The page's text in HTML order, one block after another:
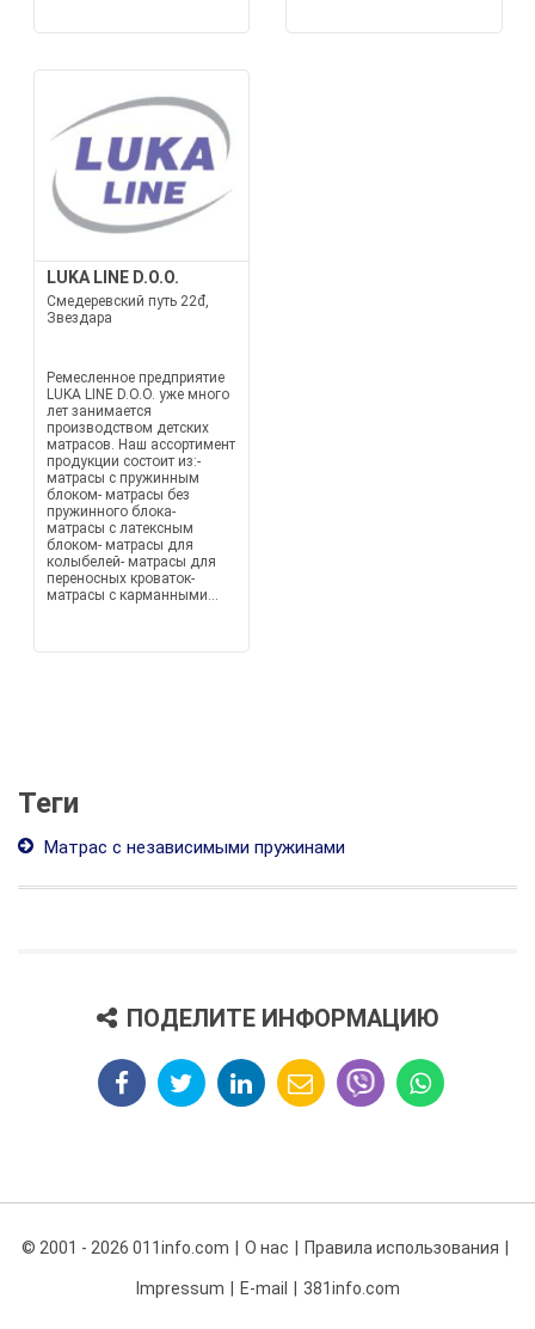
LUKA LINE D.O.O.
Смедеревский путь 22đ,
Звездара
Ремесленное предприятие
LUKA LINE D.O.O. уже много
лет занимается
производством детских
матрасов. Наш ассортимент
продукции состоит из:-
матрасы с пружинным
блоком- матрасы без
пружинного блока-
матрасы с латексным
блоком- матрасы для
колыбелей- матрасы для
переносных кроваток-
матрасы с карманными...
Теги
Матрас с независимыми пружинами
ПОДЕЛИТЕ ИНФОРМАЦИЮ
© 2001 - 2026 011info.com О нас Правила использования
Impressum E-mail 381info.com